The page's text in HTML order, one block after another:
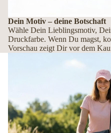
Dein Motiv – deine Botschaft
Wähle Dein Lieblingsmotiv,
Druckfarbe. Wenn Du magst,
Vorschau zeigt Dir vor dem